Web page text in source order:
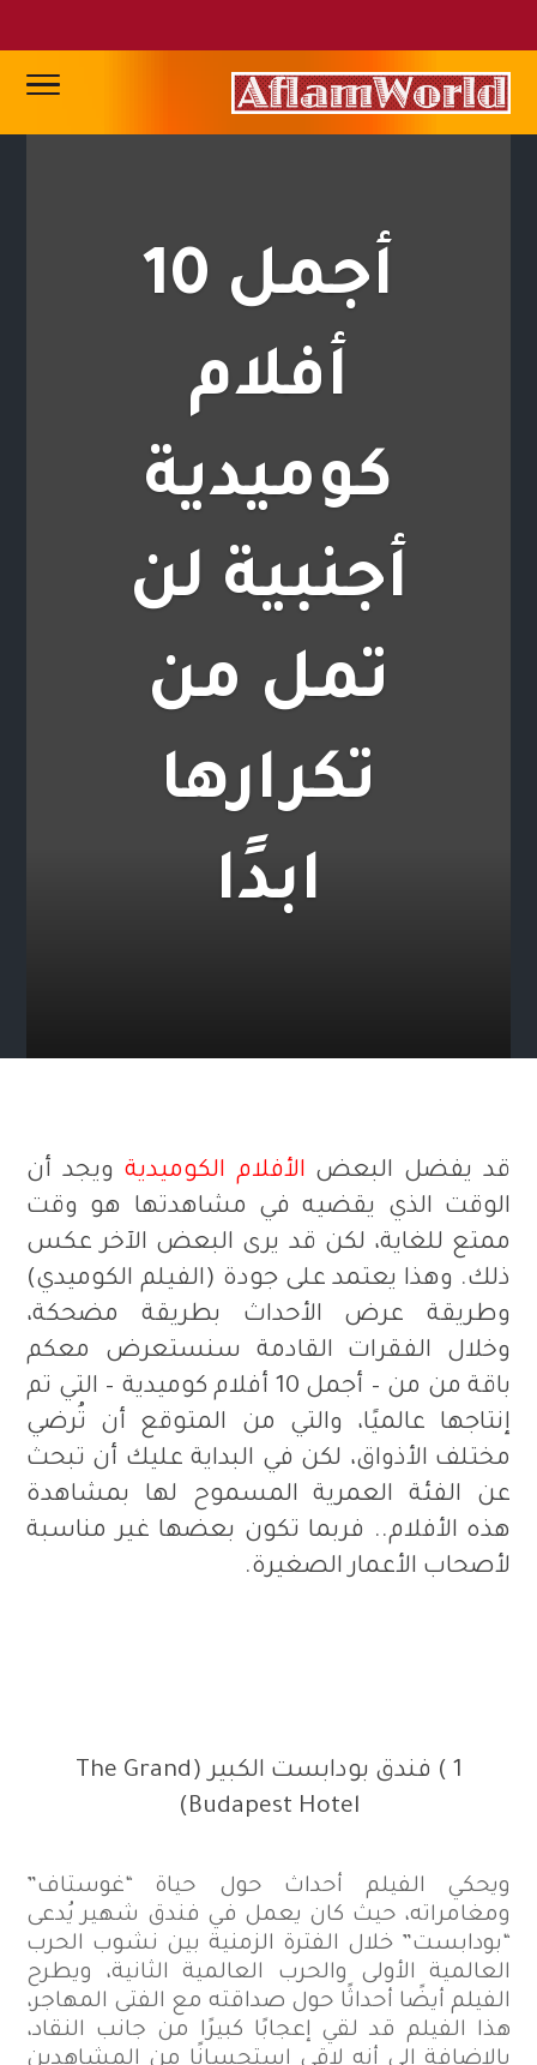
أجمل 10
أفلام
كوميدية
أجنبية لن
تمل من
تكرارها
ابدًا
قد يفضل البعض الأفلام الكوميدية ويجد أن
الوقت الذي يقضيه في مشاهدتها هو وقت
ممتع للغاية، لكن قد يرى البعض الآخر عكس
ذلك. وهذا يعتمد على جودة (الفيلم الكوميدي)
وطريقة عرض الأحداث بطريقة مضحكة،
وخلال الفقرات القادمة سنستعرض معكم
باقة من من – أجمل 10 أفلام كوميدية – التي تم
إنتاجها عالميًا، والتي من المتوقع أن تُرضي
مختلف الأذواق، لكن في البداية عليك أن تبحث
عن الفئة العمرية المسموح لها بمشاهدة
هذه الأفلام.. فربما تكون بعضها غير مناسبة
لأصحاب الأعمار الصغيرة.
1 ) فندق بودابست الكبير (The Grand
Budapest Hotel)
ويحكي الفيلم أحداث حول حياة “غوستاف”
ومغامراته، حيث كان يعمل في فندق شهير يُدعى
“بودابست” خلال الفترة الزمنية بين نشوب الحرب
العالمية الأولى والحرب العالمية الثانية، ويطرح
الفيلم أيضًا أحداثًا حول صداقته مع الفتى المهاجر،
هذا الفيلم قد لقي إعجابًا كبيرًا من جانب النقاد،
بالإضافة إلى أنه لاقى استحسانًا من المشاهدين